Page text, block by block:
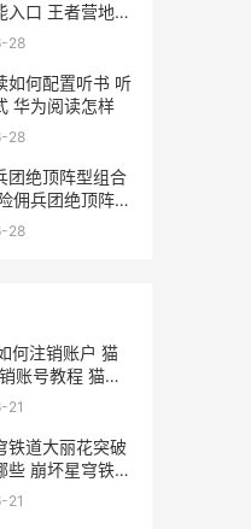
入口 王者营地里
者里可以看到吗
28
如何配置听书 听
华为阅读怎样
28
团绝顶阵型组合
佣兵团绝顶阵型
冒险团佣兵会过
28
何注销账户 猫
账号教程 猫耳
要多久可以重开
21
铁道大丽花突破
些 崩坏星穹铁道
破材料概括 崩坏
21